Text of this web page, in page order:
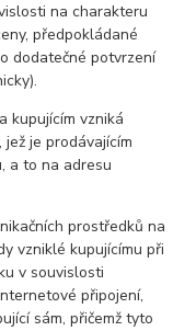
na charakteru
předpokládané
dodatečné potvrzení
vzniká
je prodávajícím
a to na adresu
prostředků na
vzniklé kupujícímu při
v souvislosti
připojení,
sám, přičemž tyto